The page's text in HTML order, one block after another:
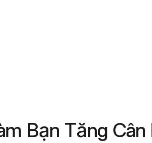
Bạn Tăng Cân